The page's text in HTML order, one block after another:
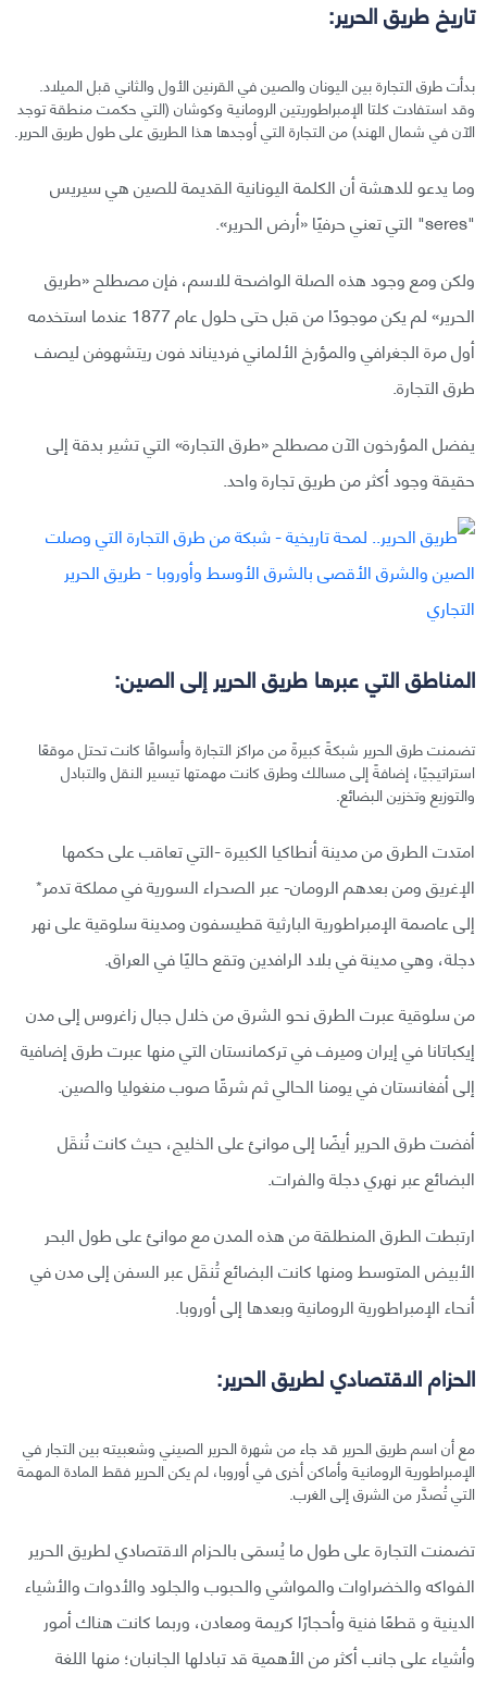
تاريخ طريق الحرير:
بدأت طرق التجارة بين اليونان والصين في القرنين الأول والثاني قبل الميلاد.
وقد استفادت كلتا الإمبراطوريتين الرومانية وكوشان (التي حكمت منطقة توجد
الآن في شمال الهند) من التجارة التي أوجدها هذا الطريق على طول طريق الحرير.
وما يدعو للدهشة أن الكلمة اليونانية القديمة للصين هي سيريس
"seres" التي تعني حرفيًا «أرض الحرير».
ولكن ومع وجود هذه الصلة الواضحة للاسم، فإن مصطلح «طريق
الحرير» لم يكن موجودًا من قبل حتى حلول عام 1877 عندما استخدمه
أول مرة الجغرافي والمؤرخ الألماني فرديناند فون ريتشهوفن ليصف
طرق التجارة.
يفضل المؤرخون الآن مصطلح «طرق التجارة» التي تشير بدقة إلى
حقيقة وجود أكثر من طريق تجارة واحد.
المناطق التي عبرها طريق الحرير إلى الصين:
تضمنت طرق الحرير شبكةً كبيرةً من مراكز التجارة وأسواقًا كانت تحتل موقعًا
استراتيجيًا، إضافةً إلى مسالك وطرق كانت مهمتها تيسير النقل والتبادل
والتوزيع وتخزين البضائع.
امتدت الطرق من مدينة أنطاكيا الكبيرة -التي تعاقب على حكمها
الإغريق ومن بعدهم الرومان- عبر الصحراء السورية في مملكة تدمر*
إلى عاصمة الإمبراطورية البارثية قطيسفون ومدينة سلوقية على نهر
دجلة، وهي مدينة في بلاد الرافدين وتقع حاليًا في العراق.
من سلوقية عبرت الطرق نحو الشرق من خلال جبال زاغروس إلى مدن
إيكباتانا في إيران وميرف في تركمانستان التي منها عبرت طرق إضافية
إلى أفغانستان في يومنا الحالي ثم شرقًا صوب منغوليا والصين.
أفضت طرق الحرير أيضًا إلى موانئ على الخليج، حيث كانت تُنقَل
البضائع عبر نهري دجلة والفرات.
ارتبطت الطرق المنطلقة من هذه المدن مع موانئ على طول البحر
الأبيض المتوسط ومنها كانت البضائع تُنقَل عبر السفن إلى مدن في
أنحاء الإمبراطورية الرومانية وبعدها إلى أوروبا.
الحزام الاقتصادي لطريق الحرير:
مع أن اسم طريق الحرير قد جاء من شهرة الحرير الصيني وشعبيته بين التجار في
الإمبراطورية الرومانية وأماكن أخرى في أوروبا، لم يكن الحرير فقط المادة المهمة
التي تُصدَّر من الشرق إلى الغرب.
تضمنت التجارة على طول ما يُسمَى بالحزام الاقتصادي لطريق الحرير
الفواكه والخضراوات والمواشي والحبوب والجلود والأدوات والأشياء
الدينية و قطعًا فنية وأحجارًا كريمة ومعادن، وربما كانت هناك أمور
وأشياء على جانب أكثر من الأهمية قد تبادلها الجانبان؛ منها اللغة